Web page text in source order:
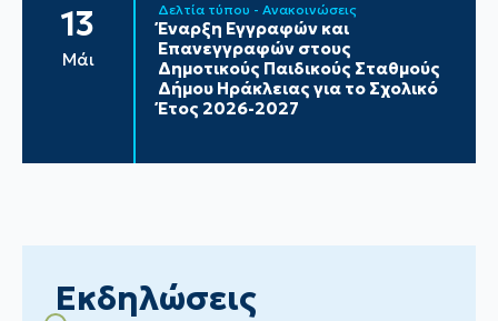
13
Μάι
Δελτία τύπου - Ανακοινώσεις
Έναρξη Εγγραφών και
Επανεγγραφών στους
Δημοτικούς Παιδικούς Σταθμούς
Δήμου Ηράκλειας για το Σχολικό
Έτος 2026-2027
Εκδηλώσεις